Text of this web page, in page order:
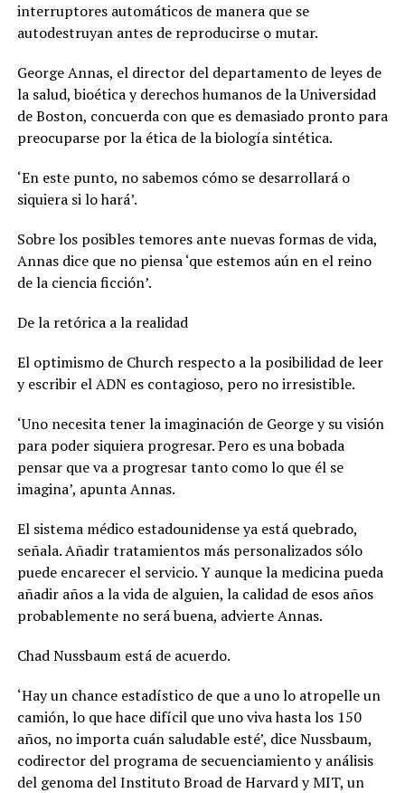
interruptores automáticos de manera que se
autodestruyan antes de reproducirse o mutar.
George Annas, el director del departamento de leyes de
la salud, bioética y derechos humanos de la Universidad
de Boston, concuerda con que es demasiado pronto para
preocuparse por la ética de la biología sintética.
‘En este punto, no sabemos cómo se desarrollará o
siquiera si lo hará’.
Sobre los posibles temores ante nuevas formas de vida,
Annas dice que no piensa ‘que estemos aún en el reino
de la ciencia ficción’.
De la retórica a la realidad
El optimismo de Church respecto a la posibilidad de leer
y escribir el ADN es contagioso, pero no irresistible.
‘Uno necesita tener la imaginación de George y su visión
para poder siquiera progresar. Pero es una bobada
pensar que va a progresar tanto como lo que él se
imagina’, apunta Annas.
El sistema médico estadounidense ya está quebrado,
señala. Añadir tratamientos más personalizados sólo
puede encarecer el servicio. Y aunque la medicina pueda
añadir años a la vida de alguien, la calidad de esos años
probablemente no será buena, advierte Annas.
Chad Nussbaum está de acuerdo.
‘Hay un chance estadístico de que a uno lo atropelle un
camión, lo que hace difícil que uno viva hasta los 150
años, no importa cuán saludable esté’, dice Nussbaum,
codirector del programa de secuenciamiento y análisis
del genoma del Instituto Broad de Harvard y MIT, un